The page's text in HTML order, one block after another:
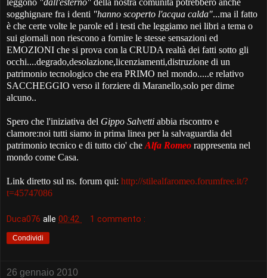
leggono "dall'esterno" della nostra comunità potrebbero anche
sogghignare fra i denti "hanno scoperto l'acqua calda"...ma il fatto
è che certe volte le parole ed i testi che leggiamo nei libri a tema o
sui giornali non riescono a fornire le stesse sensazioni ed
EMOZIONI che si prova con la CRUDA realtà dei fatti sotto gli
occhi....degrado,desolazione,licenziamenti,distruzione di un
patrimonio tecnologico che era PRIMO nel mondo.....e relativo
SACCHEGGIO verso il forziere di Maranello,solo per dirne
alcuno..
Spero che l'iniziativa del Gippo Salvetti abbia riscontro e
clamore:noi tutti siamo in prima linea per la salvaguardia del
patrimonio tecnico e di tutto cio' che Alfa Romeo rappresenta nel
mondo come Casa.
Link diretto sul ns. forum qui: http://stilealfaromeo.forumfree.it/?
t=45747086
Duca076 alle 00:42 1 commento :
Condividi
26 gennaio 2010